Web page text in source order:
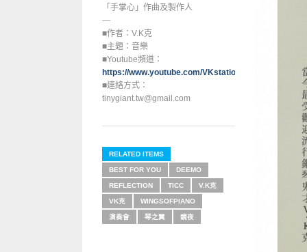
「手掌心」作曲及製作人
—
■作者：V.K克
■主題：音樂
■Youtube頻道：
https://www.youtube.com/VKstation
■連絡方式：
tinygiant.tw@gmail.com
RELATED ITEMS
BEST FOR YOU DEEMO
REFLECTION TICC V.K克
VK克 WINGSOFPIANO
演奏會 琴之翼 鏡夜